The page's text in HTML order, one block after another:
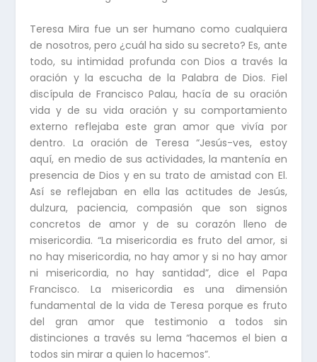
Teresa Mira fue un ser humano como cualquiera
de nosotros, pero ¿cuál ha sido su secreto? Es, ante
todo, su intimidad profunda con Dios a través la
oración y la escucha de la Palabra de Dios. Fiel
discípula de Francisco Palau, hacía de su oración
vida y de su vida oración y su comportamiento
externo reflejaba este gran amor que vivía por
dentro. La oración de Teresa “Jesús-ves, estoy
aquí, en medio de sus actividades, la mantenía en
presencia de Dios y en su trato de amistad con El.
Así se reflejaban en ella las actitudes de Jesús,
dulzura, paciencia, compasión que son signos
concretos de amor y de su corazón lleno de
misericordia. “La misericordia es fruto del amor, si
no hay misericordia, no hay amor y si no hay amor
ni misericordia, no hay santidad”, dice el Papa
Francisco. La misericordia es una dimensión
fundamental de la vida de Teresa porque es fruto
del gran amor que testimonio a todos sin
distinciones a través su lema “hacemos el bien a
todos sin mirar a quien lo hacemos”.